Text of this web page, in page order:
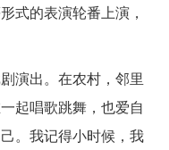
式的表演轮番上演，
演出。在农村，邻里
起唱歌跳舞，也爱自
。我记得小时候，我